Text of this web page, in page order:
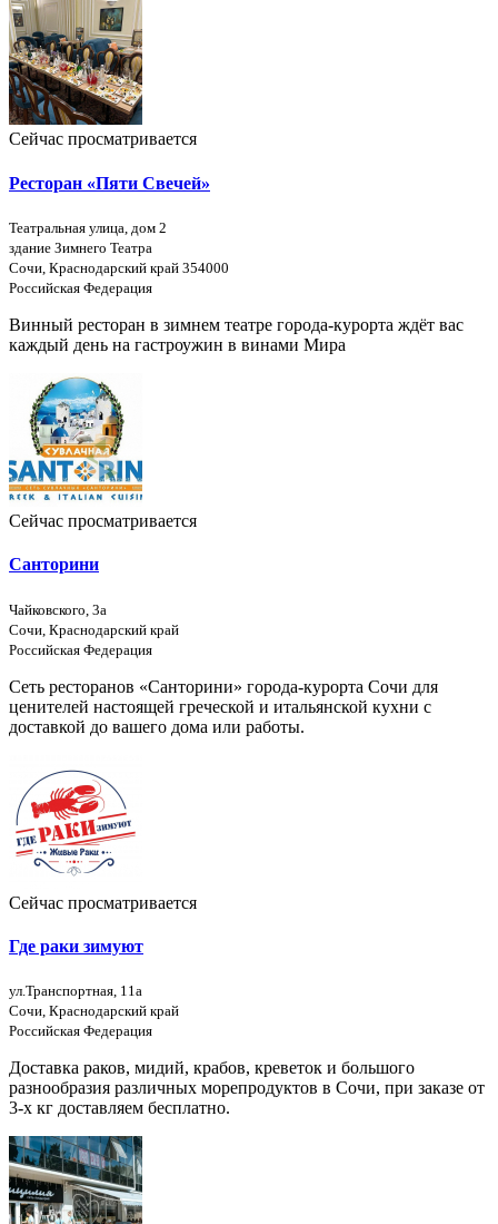
Сейчас просматривается
Ресторан «Пяти Свечей»
Театральная улица, дом 2
здание Зимнего Театра
Сочи, Краснодарский край 354000
Российская Федерация
Винный ресторан в зимнем театре города-курорта ждёт вас
каждый день на гастроужин в винами Мира
Сейчас просматривается
Санторини
​Чайковского, 3а
Сочи, Краснодарский край
Российская Федерация
Сеть ресторанов «Санторини» города-курорта Сочи для
ценителей настоящей греческой и итальянской кухни с
доставкой до вашего дома или работы.
Сейчас просматривается
Где раки зимуют
ул.​Транспортная, 11а
Сочи, Краснодарский край
Российская Федерация
Доставка раков, мидий, крабов, креветок и большого
разнообразия различных морепродуктов в Сочи, при заказе от
3-х кг доставляем бесплатно.